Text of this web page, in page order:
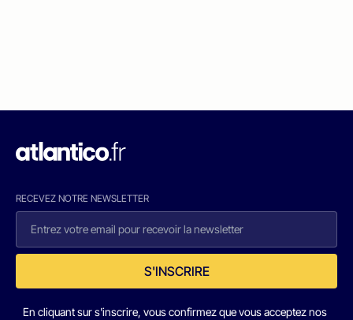
RECEVEZ NOTRE NEWSLETTER
S'INSCRIRE
En cliquant sur s'inscrire, vous confirmez que vous acceptez nos